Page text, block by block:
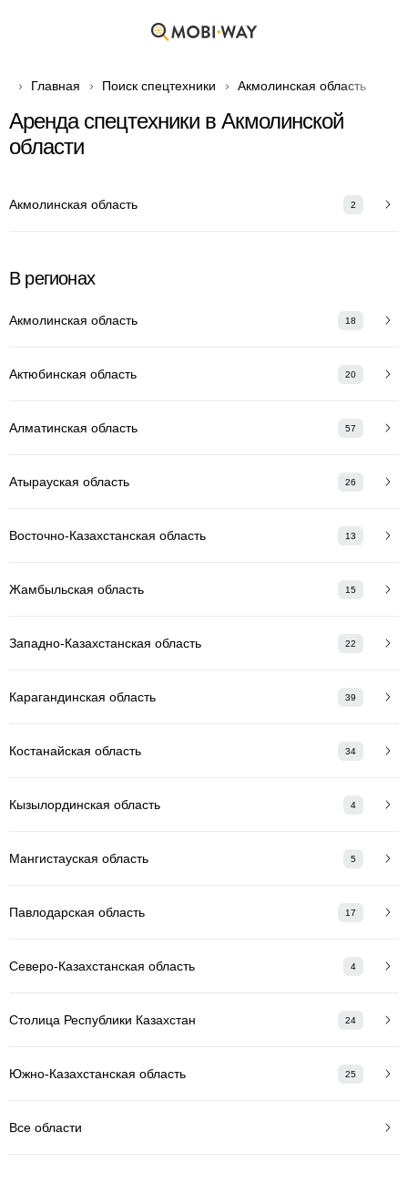
Главная Поиск спецтехники Акмолинская область
Аренда спецтехники в Акмолинской
области
Акмолинская область 2
В регионах
Акмолинская область 18
Актюбинская область 20
Алматинская область 57
Атырауская область 26
Восточно-Казахстанская область 13
Жамбыльская область 15
Западно-Казахстанская область 22
Карагандинская область 39
Костанайская область 34
Кызылординская область 4
Мангистауская область 5
Павлодарская область 17
Северо-Казахстанская область 4
Столица Республики Казахстан 24
Южно-Казахстанская область 25
Все области